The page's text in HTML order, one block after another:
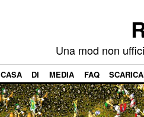
Una mod non
CASA DI MEDIA FAQ